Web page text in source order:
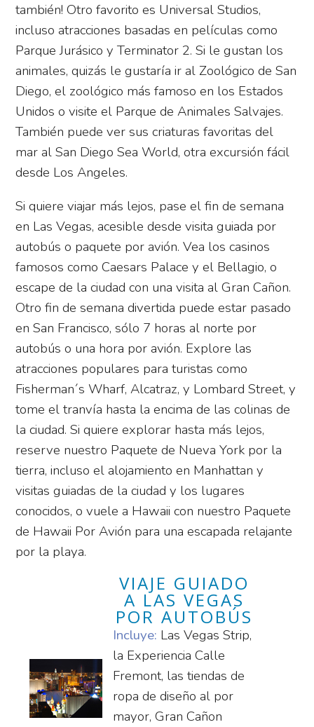
también! Otro favorito es Universal Studios,
incluso atracciones basadas en películas como
Parque Jurásico y Terminator 2. Si le gustan los
animales, quizás le gustaría ir al Zoológico de San
Diego, el zoológico más famoso en los Estados
Unidos o visite el Parque de Animales Salvajes.
También puede ver sus criaturas favoritas del
mar al San Diego Sea World, otra excursión fácil
desde Los Angeles.
Si quiere viajar más lejos, pase el fin de semana
en Las Vegas, acesible desde visita guiada por
autobús o paquete por avión. Vea los casinos
famosos como Caesars Palace y el Bellagio, o
escape de la ciudad con una visita al Gran Cañon.
Otro fin de semana divertida puede estar pasado
en San Francisco, sólo 7 horas al norte por
autobús o una hora por avión. Explore las
atracciones populares para turistas como
Fisherman´s Wharf, Alcatraz, y Lombard Street, y
tome el tranvía hasta la encima de las colinas de
la ciudad. Si quiere explorar hasta más lejos,
reserve nuestro Paquete de Nueva York por la
tierra, incluso el alojamiento en Manhattan y
visitas guiadas de la ciudad y los lugares
conocidos, o vuele a Hawaii con nuestro Paquete
de Hawaii Por Avión para una escapada relajante
por la playa.
VIAJE GUIADO
A LAS VEGAS
POR AUTOBÚS
Incluye: Las Vegas Strip,
la Experiencia Calle
Fremont, las tiendas de
ropa de diseño al por
mayor, Gran Cañon